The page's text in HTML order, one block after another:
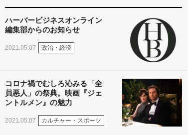
ハーバービジネスオンライン
編集部からのお知らせ
2021.05.07 政治・経済
コロナ禍でむしろ沁みる「全
員悪人」の祭典。映画『ジェ
ントルメン』の魅力
2021.05.07 カルチャー・スポーツ